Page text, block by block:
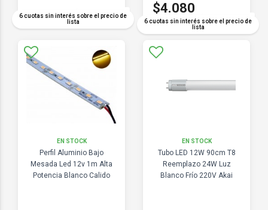
6 cuotas sin interés sobre el precio de
lista
COMPARAR
6 cuotas sin interés sobre el precio de
lista
$4.080
COMPARAR
EN STOCK
Perfil Aluminio Bajo
Mesada Led 12v 1m Alta
Potencia Blanco Calido
EN STOCK
Tubo LED 12W 90cm T8
Reemplazo 24W Luz
Blanco Frío 220V Akai